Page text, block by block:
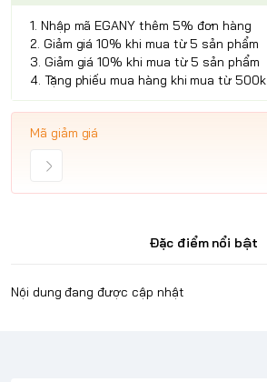
1. Nhập mã EGANY thêm 5% đơn hàng
2. Giảm giá 10% khi mua từ 5 sản phẩm
3. Giảm giá 10% khi mua từ 5 sản phẩm
4. Tặng phiếu mua hàng khi mua từ 500k
Mã giảm giá
Đặc điểm nổi bật
Nội dung đang được cập nhật